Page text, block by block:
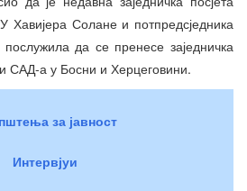
Хавијера Солане и потпредсједника
да се пренесе заједничка
САД-а у Босни и Херцеговини.
за јавност
Интервјуи